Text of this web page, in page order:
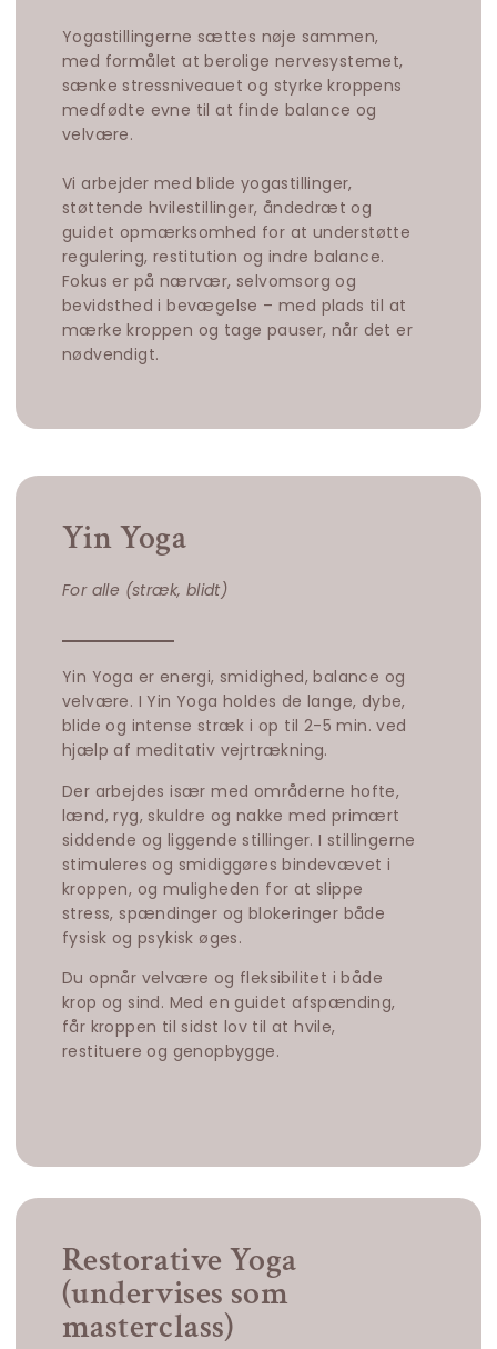
Yogastillingerne sættes nøje sammen,
med formålet at berolige nervesystemet,
sænke stressniveauet og styrke kroppens
medfødte evne til at finde balance og
velvære.
Vi arbejder med blide yogastillinger,
støttende hvilestillinger, åndedræt og
guidet opmærksomhed for at understøtte
regulering, restitution og indre balance.
Fokus er på nærvær, selvomsorg og
bevidsthed i bevægelse – med plads til at
mærke kroppen og tage pauser, når det er
nødvendigt.
Yin Yoga
For alle (stræk, blidt)
Yin Yoga er energi, smidighed, balance og
velvære. I Yin Yoga holdes de lange, dybe,
blide og intense stræk i op til 2-5 min. ved
hjælp af meditativ vejrtrækning.
Der arbejdes især med områderne hofte,
lænd, ryg, skuldre og nakke med primært
siddende og liggende stillinger. I stillingerne
stimuleres og smidiggøres bindevævet i
kroppen, og muligheden for at slippe
stress, spændinger og blokeringer både
fysisk og psykisk øges.
Du opnår velvære og fleksibilitet i både
krop og sind. Med en guidet afspænding,
får kroppen til sidst lov til at hvile,
restituere og genopbygge.
Restorative Yoga
(undervises som
masterclass)